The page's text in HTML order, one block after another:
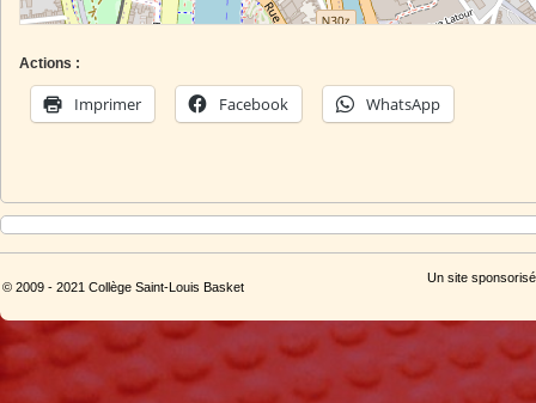
Actions :
Imprimer Facebook WhatsApp
© 2009 - 2021 Collège Saint-Louis Basket
Un site